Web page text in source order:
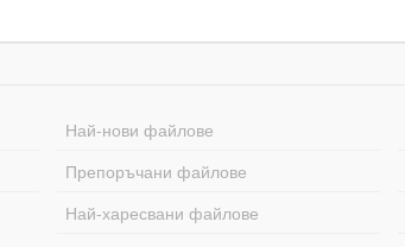
Най-нови файлове
Препоръчани файлове
Най-харесвани файлове